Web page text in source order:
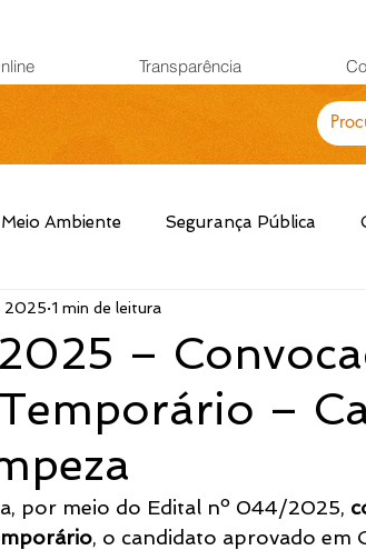
Transparência
Meio Ambiente Segurança Pública
Cultura Decreto
Secretaria da Fazenda
–
–
2025 1 min de leitura
por meio do Edital nº 044/2025,
, o candidato aprovado em